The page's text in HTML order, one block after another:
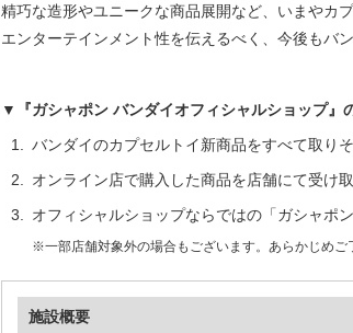
精巧な造形やユニークな商品展開など、いまやカ
エンターテインメント性を伝えるべく、今後もバ
▼『ガシャポン バンダイオフィシャルショップ』
バンダイのカプセルトイ新商品をすべて取り
オンライン店で購入した商品を店舗にて受け
オフィシャルショップならではの「ガシャポ
※一部店舗対象外の場合もございます。あらかじめご
施設概要